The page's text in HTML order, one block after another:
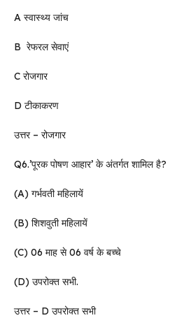
A स्वास्थ्य जांच
B रेफरल सेवाएं
C रोजगार
D टीकाकरण
उत्तर – रोजगार
Q6.’पूरक पोषण आहार’ के अंतर्गत शामिल है?
(A) गर्भवती महिलायें
(B) शिशवुती महिलायें
(C) 06 माह से 06 वर्ष के बच्चे
(D) उपरोक्त सभी.
उत्तर – D उपरोक्त सभी